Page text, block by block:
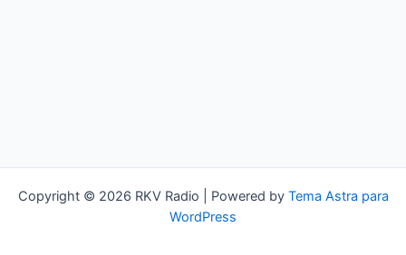
Copyright © 2026 RKV Radio | Powered by Tema Astra para
WordPress